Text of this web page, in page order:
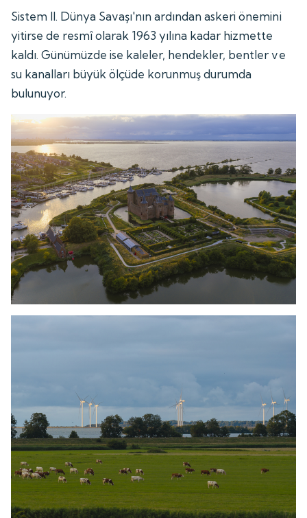
Sistem II. Dünya Savaşı'nın ardından askeri önemini
yitirse de resmî olarak 1963 yılına kadar hizmette
kaldı. Günümüzde ise kaleler, hendekler, bentler ve
su kanalları büyük ölçüde korunmuş durumda
bulunuyor.